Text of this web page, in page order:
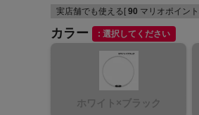
実店舗でも使える[ 90 マリオポイン
カラー 選択してください
ホワイト×ブラック